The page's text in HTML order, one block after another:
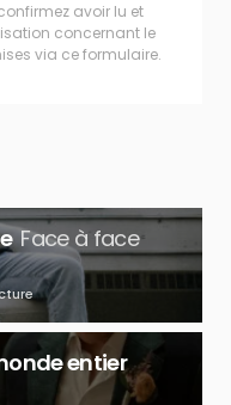
avoir lu et
concernant le
via ce formulaire.
Face à face
entier